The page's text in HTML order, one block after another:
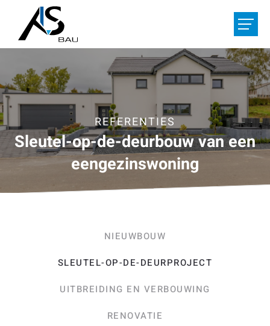
De / Fr / Nl
REFERENTIES
OVER ONS
VACATURES
UW PROJECT
REFERENTIES
Sleutel-op-de-deurbouw van een
eengezinswoning
NIEUWBOUW
SLEUTEL-OP-DE-DEURPROJECT
UITBREIDING EN VERBOUWING
RENOVATIE